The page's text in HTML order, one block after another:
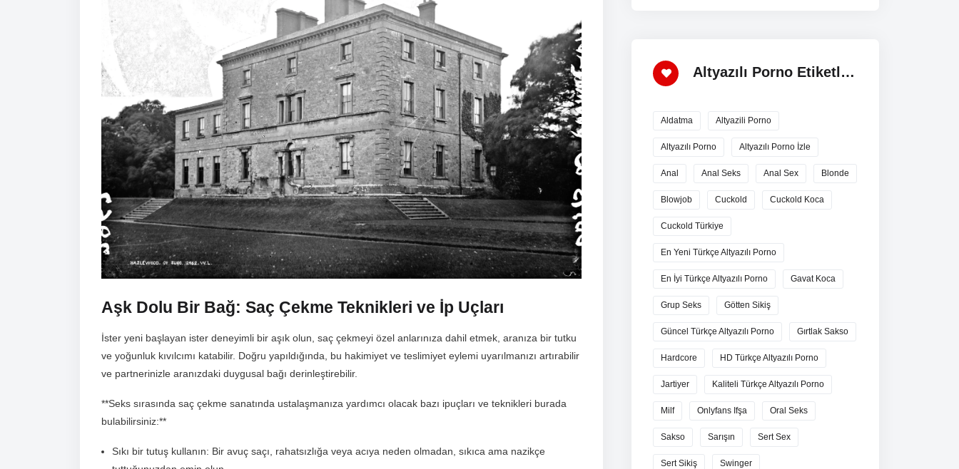
Aşk Dolu Bir Bağ: Saç Çekme Teknikleri ve İp Uçları
İster yeni başlayan ister deneyimli bir aşık olun, saç çekmeyi özel anlarınıza dahil etmek, aranıza bir tutku
ve yoğunluk kıvılcımı katabilir. Doğru yapıldığında, bu hakimiyet ve teslimiyet eylemi uyarılmanızı artırabilir
ve partnerinizle aranızdaki duygusal bağı derinleştirebilir.
**Seks sırasında saç çekme sanatında ustalaşmanıza yardımcı olacak bazı ipuçları ve teknikleri burada
bulabilirsiniz:**
Sıkı bir tutuş kullanın: Bir avuç saçı, rahatsızlığa veya acıya neden olmadan, sıkıca ama nazikçe
Altyazılı Porno Etiketler
Aldatma Altyazili Porno
Altyazılı Porno Altyazılı Porno İzle
Anal Anal Seks Anal Sex Blonde
Blowjob Cuckold Cuckold Koca
Cuckold Türkiye
En Yeni Türkçe Altyazılı Porno
En İyi Türkçe Altyazılı Porno Gavat Koca
Grup Seks Götten Sikiş
Güncel Türkçe Altyazılı Porno Gırtlak Sakso
Hardcore HD Türkçe Altyazılı Porno
Jartiyer Kaliteli Türkçe Altyazılı Porno
Milf Onlyfans Ifşa Oral Seks
Sakso Sarışın Sert Sex
Sert Sikiş Swinger